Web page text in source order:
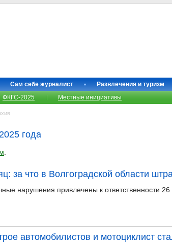
Сам себе журналист
Развлечения и туризм
ФКГС-2025 Местные инициативы
года
за что в Волгоградской области
нарушения привлечены к ответственности
автомобилистов и мотоциклист